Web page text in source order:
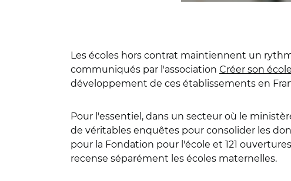
Les écoles hors contrat maintiennent un
communiqués par l'association Créer son école
développement de ces établissements en
Pour l'essentiel, dans un secteur où le
de véritables enquêtes pour consolider les
pour la Fondation pour l'école et 121
recense séparément les écoles maternelles.